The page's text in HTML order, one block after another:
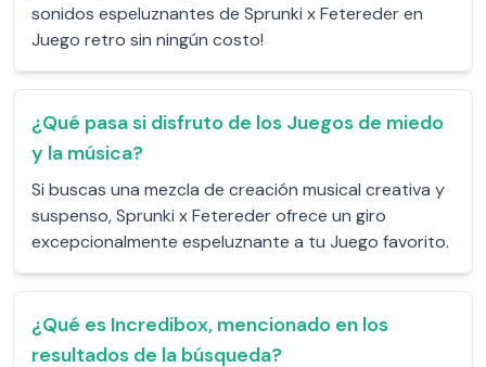
sonidos espeluznantes de Sprunki x Fetereder en
Juego retro sin ningún costo!
¿Qué pasa si disfruto de los Juegos de miedo
y la música?
Si buscas una mezcla de creación musical creativa y
suspenso, Sprunki x Fetereder ofrece un giro
excepcionalmente espeluznante a tu Juego favorito.
¿Qué es Incredibox, mencionado en los
resultados de la búsqueda?